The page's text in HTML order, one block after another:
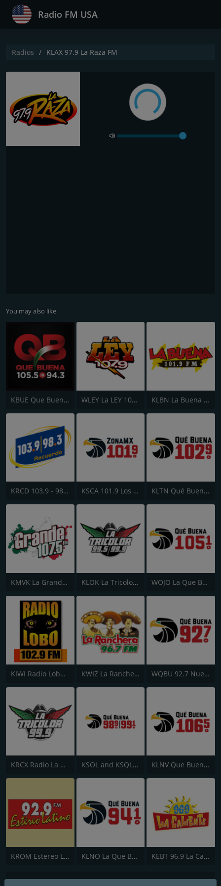
Radio FM USA
Radios KLAX 97.9 La Raza FM
You may also like
KBUE Que Buena 105.5 / 94.3 FM WLEY La LEY 107.9 KLBN La Buena 101.9 FM
KRCD 103.9 - 98.3 Recuerdo KSCA 101.9 Los Angeles FM KLTN Qué Buena 102.9 FM
KMVK La Grande 107.5 FM KLOK La Tricolor 99.5 FM WOJO La Que Buena 105.1
KIWI Radio Lobo 102.9 FM KWIZ La Ranchera 96.7 WQBU 92.7 Nueva York
KRCX Radio La Tricolor 99.9 FM KSOL and KSQL 98.9 and 99.1 FM San Francisco KLNV Que Buena 106.5 FM
KROM Estereo Latino 92.9 FM KLNO La Que Buena 94.1 KEBT 96.9 La Caliente FM